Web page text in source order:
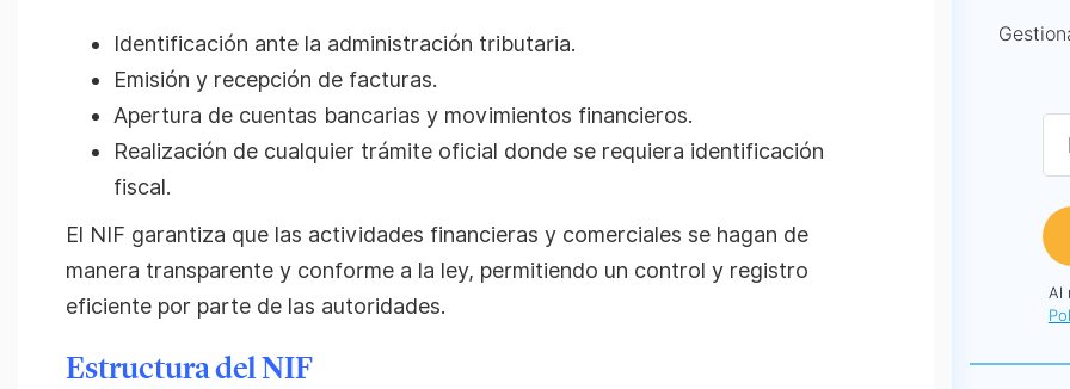
Identificación ante la administración tributaria.
Emisión y recepción de facturas.
Apertura de cuentas bancarias y movimientos financieros.
Realización de cualquier trámite oficial donde se requiera identificación
fiscal.
El NIF garantiza que las actividades financieras y comerciales se hagan de
manera transparente y conforme a la ley, permitiendo un control y registro
eficiente por parte de las autoridades.
Estructura del NIF
Al